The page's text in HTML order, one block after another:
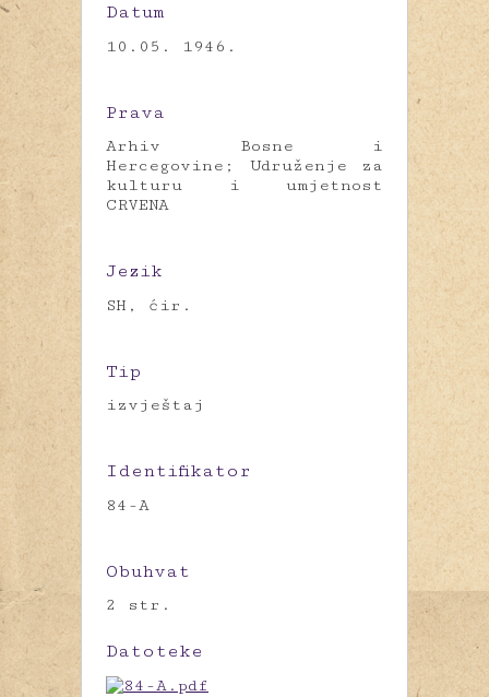
Datum
10.05. 1946.
Prava
Arhiv Bosne i
Hercegovine; Udruženje za
kulturu i umjetnost
CRVENA
Jezik
SH, ćir.
Tip
izvještaj
Identifikator
84-A
Obuhvat
2 str.
Datoteke